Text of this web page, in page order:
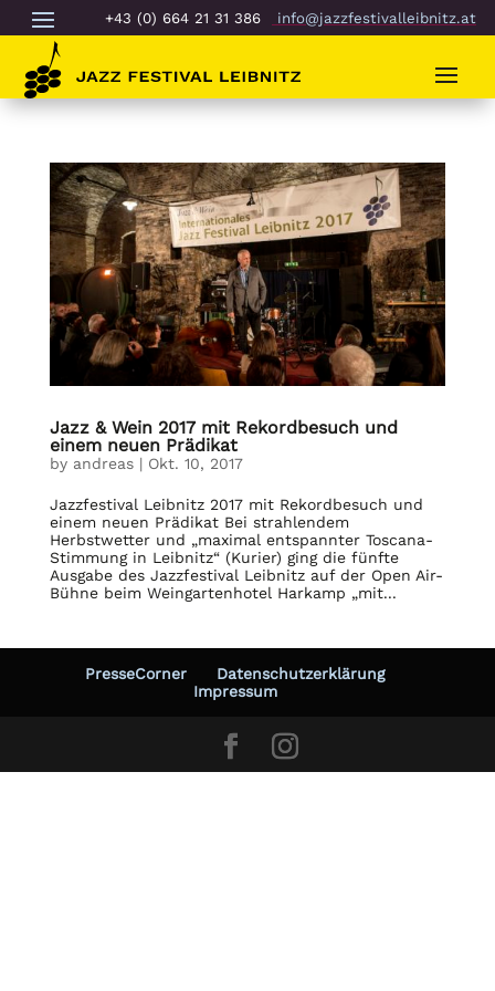
+43 (0) 664 21 31 386 info@jazzfestivalleibnitz.at
Jazz & Wein 2017 mit Rekordbesuch und
einem neuen Prädikat
by andreas| Okt. 10, 2017
Jazzfestival Leibnitz 2017 mit Rekordbesuch und
einem neuen Prädikat Bei strahlendem
Herbstwetter und „maximal entspannter Toscana-
Stimmung in Leibnitz“ (Kurier) ging die fünfte
Ausgabe des Jazzfestival Leibnitz auf der Open Air-
Bühne beim Weingartenhotel Harkamp „mit...
PresseCorner
Datenschutzerklärung
Impressum